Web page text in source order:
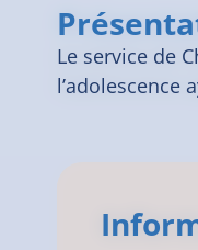
Le service de